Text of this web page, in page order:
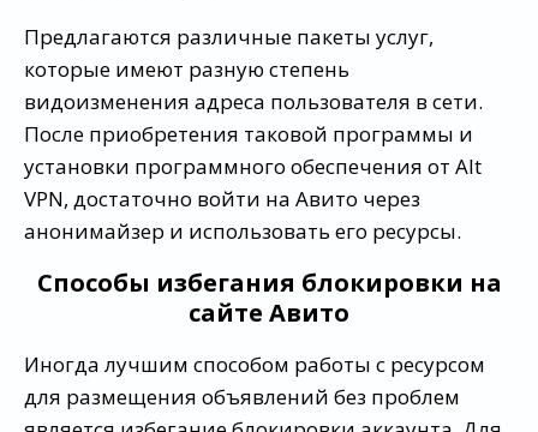
Предлагаются различные пакеты услуг,
которые имеют разную степень
видоизменения адреса пользователя в сети.
После приобретения таковой программы и
установки программного обеспечения от Alt
VPN, достаточно войти на Авито через
анонимайзер и использовать его ресурсы.
Способы избегания блокировки на
сайте Авито
Иногда лучшим способом работы с ресурсом
для размещения объявлений без проблем